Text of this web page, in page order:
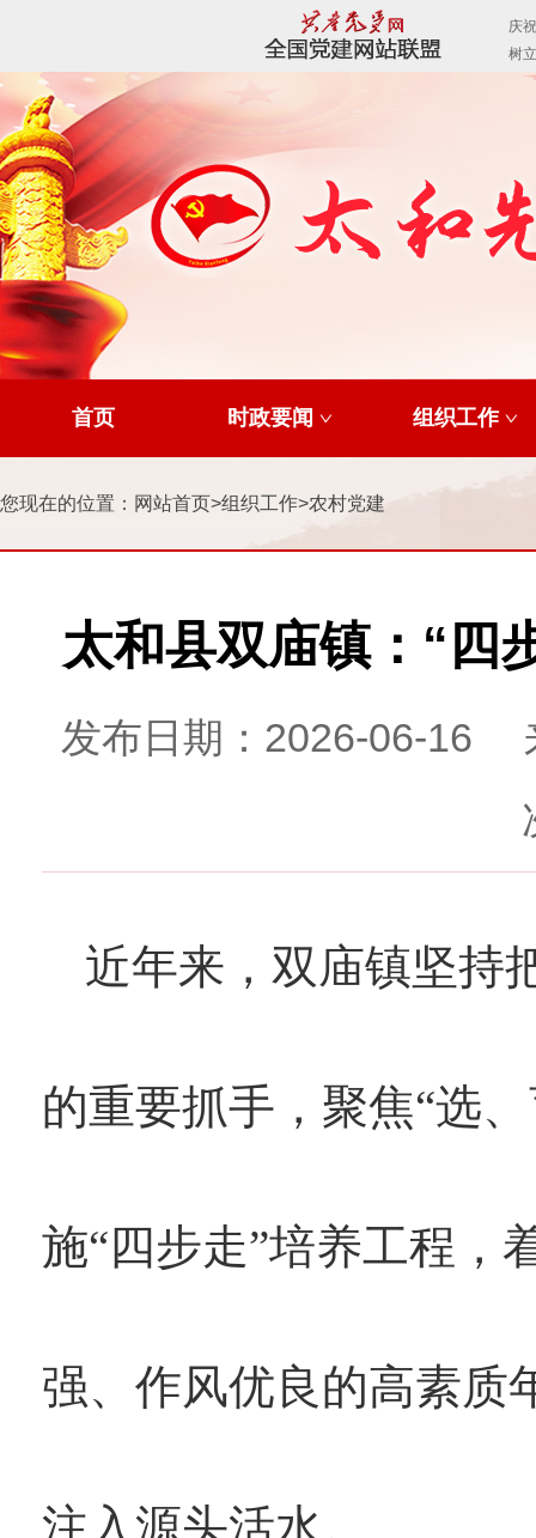
首页 时政要闻 组织工作
您现在的位置： 网站首页>组织工作>农村党建
太和县双庙镇：“四
发布日期：2026-06-
近年来，双庙镇坚持
的重要抓手，聚焦“选
施“四步走”培养工程，
强、作风优良的高素质
注入源头活水。